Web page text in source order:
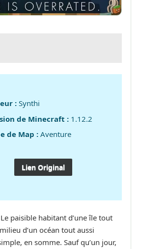
: Synthi
de Minecraft : 1.12.2
de Map : Aventure
Lien Original
paisible habitant d’une île tout
d’un océan tout aussi
en somme. Sauf qu’un jour,